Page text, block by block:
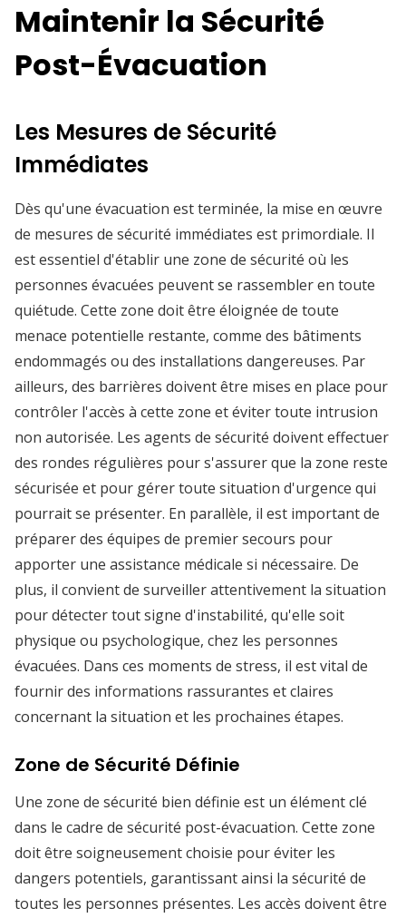
Maintenir la Sécurité
Post-Évacuation
Les Mesures de Sécurité
Immédiates
Dès qu'une évacuation est terminée, la mise en œuvre
de mesures de sécurité immédiates est primordiale. Il
est essentiel d'établir une zone de sécurité où les
personnes évacuées peuvent se rassembler en toute
quiétude. Cette zone doit être éloignée de toute
menace potentielle restante, comme des bâtiments
endommagés ou des installations dangereuses. Par
ailleurs, des barrières doivent être mises en place pour
contrôler l'accès à cette zone et éviter toute intrusion
non autorisée. Les agents de sécurité doivent effectuer
des rondes régulières pour s'assurer que la zone reste
sécurisée et pour gérer toute situation d'urgence qui
pourrait se présenter. En parallèle, il est important de
préparer des équipes de premier secours pour
apporter une assistance médicale si nécessaire. De
plus, il convient de surveiller attentivement la situation
pour détecter tout signe d'instabilité, qu'elle soit
physique ou psychologique, chez les personnes
évacuées. Dans ces moments de stress, il est vital de
fournir des informations rassurantes et claires
concernant la situation et les prochaines étapes.
Zone de Sécurité Définie
Une zone de sécurité bien définie est un élément clé
dans le cadre de sécurité post-évacuation. Cette zone
doit être soigneusement choisie pour éviter les
dangers potentiels, garantissant ainsi la sécurité de
toutes les personnes présentes. Les accès doivent être